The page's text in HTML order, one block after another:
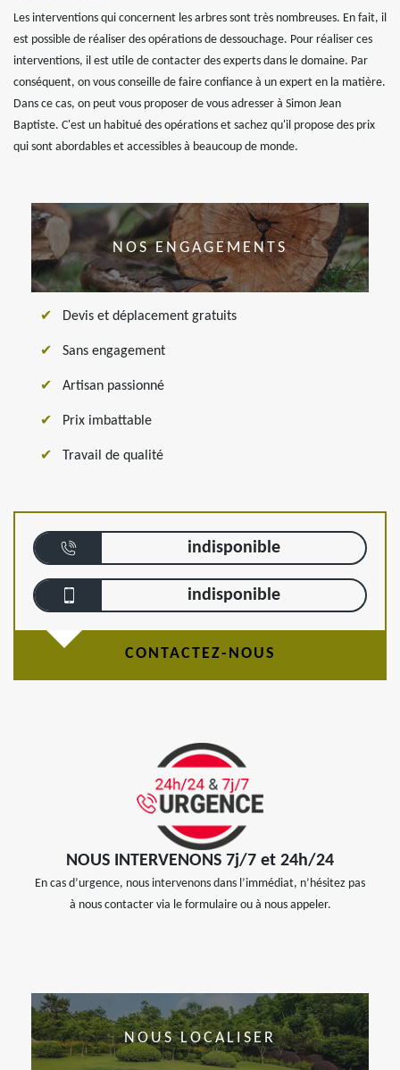
Les interventions qui concernent les arbres sont très nombreuses. En fait, il
est possible de réaliser des opérations de dessouchage. Pour réaliser ces
interventions, il est utile de contacter des experts dans le domaine. Par
conséquent, on vous conseille de faire confiance à un expert en la matière.
Dans ce cas, on peut vous proposer de vous adresser à Simon Jean
Baptiste. C'est un habitué des opérations et sachez qu'il propose des prix
qui sont abordables et accessibles à beaucoup de monde.
NOS ENGAGEMENTS
Devis et déplacement gratuits
Sans engagement
Artisan passionné
Prix imbattable
Travail de qualité
indisponible
indisponible
CONTACTEZ-NOUS
NOUS INTERVENONS 7j/7 et 24h/24
En cas d’urgence, nous intervenons dans l’immédiat, n’hésitez pas
à nous contacter via le formulaire ou à nous appeler.
NOUS LOCALISER